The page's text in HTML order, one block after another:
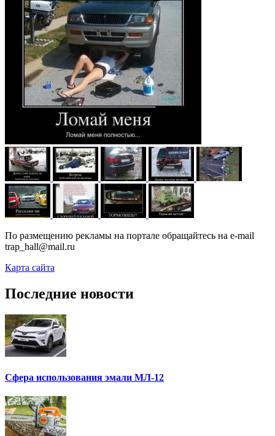
По размещению рекламы на портале обращайтесь на e-mail
trap_hall@mail.ru
Карта сайта
Последние новости
Сфера использования эмали МЛ-12